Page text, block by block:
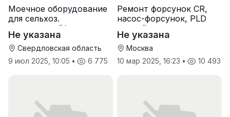
Моечное оборудование
для сельхоз.
предприятий/
фермерских хоз-в
Не указана
Свердловская область
9 июл 2025, 10:05 • 6 775
Ремонт форсунок CR,
насос-форсунок, PLD
секций
Не указана
Москва
10 мар 2025, 16:23 • 10 493